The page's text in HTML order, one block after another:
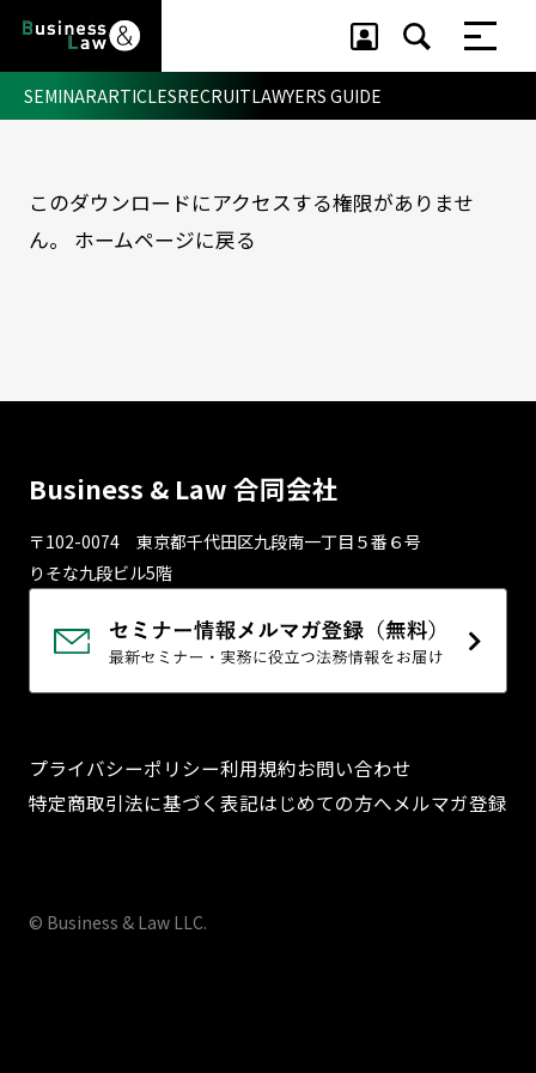
セミナー ・ 記事
セミナー
SEMINARARTICLESRECRUITLAWYERS GUIDE
このダウンロードにアクセスする権限がありませ
ん。 ホームページに戻る
Business & Law 合同会社
〒102-0074 東京都千代⽥区九段南⼀丁⽬５番６号
りそな九段ビル5階
プライバシーポリシー利用規約お問い合わせ
特定商取引法に基づく表記はじめての方へメルマガ登録
© Business & Law LLC.